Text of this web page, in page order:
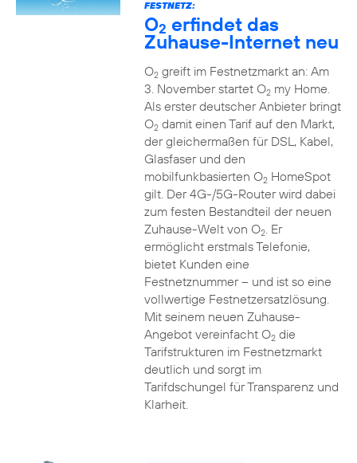
FESTNETZ:
O2 erfindet das
Zuhause-Internet neu
O2greift im Festnetzmarkt an: Am
3. November startet O2my Home.
Als erster deutscher Anbieter bringt
O2damit einen Tarif auf den Markt,
der gleichermaßen für DSL, Kabel,
Glasfaser und den
mobilfunkbasierten O2HomeSpot
gilt. Der 4G-/5G-Router wird dabei
zum festen Bestandteil der neuen
Zuhause-Welt von O2. Er
ermöglicht erstmals Telefonie,
bietet Kunden eine
Festnetznummer – und ist so eine
vollwertige Festnetzersatzlösung.
Mit seinem neuen Zuhause-
Angebot vereinfacht O2die
Tarifstrukturen im Festnetzmarkt
deutlich und sorgt im
Tarifdschungel für Transparenz und
Klarheit.